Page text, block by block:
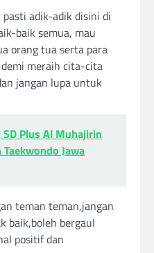
adik-adik disini di
baik semua, mau
orang tua serta para
meraih cita-cita
jangan lupa untuk
Plus Al Muhajirin
Jawa
teman teman,jangan
baik,boleh bergaul
positif dan